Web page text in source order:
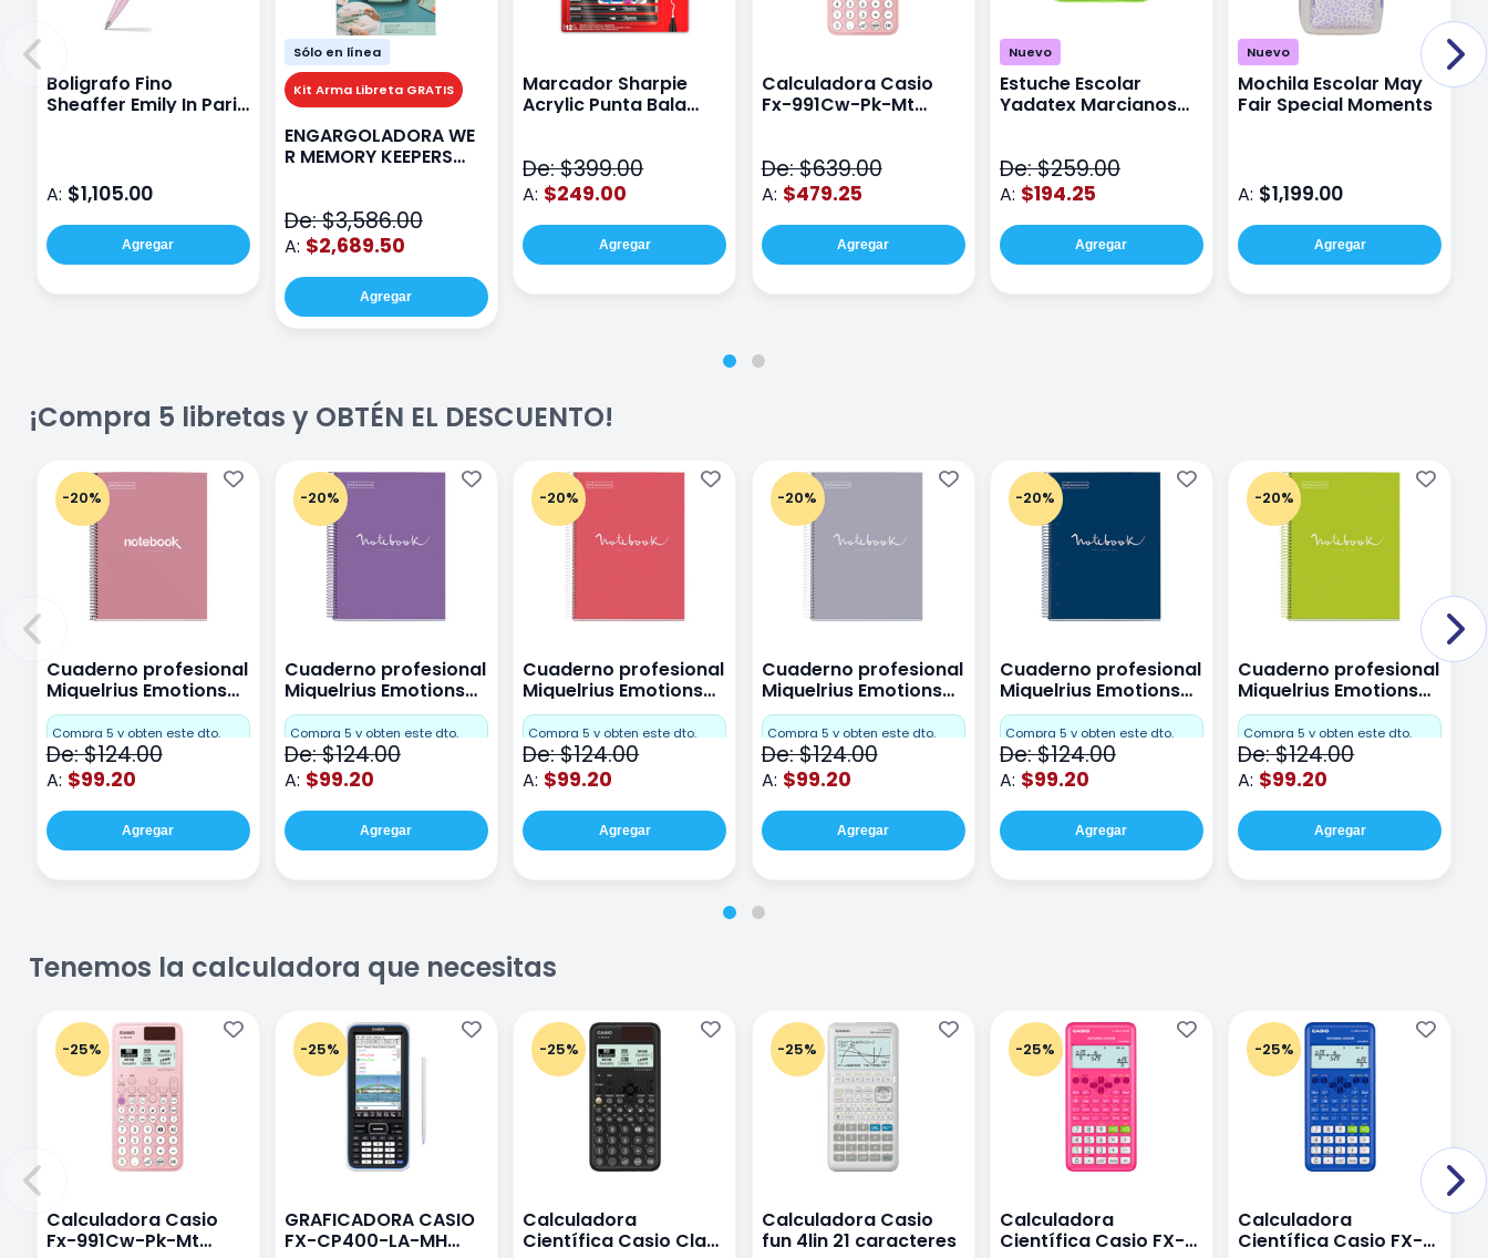
Boligrafo Fino
Sheaffer Emily In Paris
A: $1,105.00
Agregar
Sólo en línea
Kit Arma Libreta GRATIS
ENGARGOLADORA WE
R MEMORY KEEPERS
De: $3,586.00
A: $2,689.50
Agregar
Marcador Sharpie
Acrylic Punta Bala
De: $399.00
A: $249.00
Agregar
Calculadora Casio
Fx-991Cw-Pk-Mt
De: $639.00
A: $479.25
Agregar
Nuevo
Estuche Escolar
Yadatex Marcianos
De: $259.00
A: $194.25
Agregar
Nuevo
Mochila Escolar May
Fair Special Moments
A: $1,199.00
Agregar
¡Compra 5 libretas y OBTÉN EL DESCUENTO!
-20%
Cuaderno profesional
Miquelrius Emotions
Cuadro Chico 80
hojas Rosa
Compra 5 y obten este dto.
De: $124.00
A: $99.20
Agregar
-20%
Cuaderno profesional
Miquelrius Emotions
raya 80 hojas Purpura
Compra 5 y obten este dto.
De: $124.00
A: $99.20
Agregar
-20%
Cuaderno profesional
Miquelrius Emotions
raya 80 hojas Coral
Compra 5 y obten este dto.
De: $124.00
A: $99.20
Agregar
-20%
Cuaderno profesional
Miquelrius Emotions
raya 80 hojas Gris
Compra 5 y obten este dto.
De: $124.00
A: $99.20
Agregar
-20%
Cuaderno profesional
Miquelrius Emotions
Dots 80 hojas
Compra 5 y obten este dto.
De: $124.00
A: $99.20
Agregar
-20%
Cuaderno profesional
Miquelrius Emotions
Dots 80 hojas Lima
Compra 5 y obten este dto.
De: $124.00
A: $99.20
Agregar
Tenemos la calculadora que necesitas
-25%
Calculadora Casio
Fx-991Cw-Pk-Mt
-25%
GRAFICADORA CASIO
FX-CP400-LA-MH
-25%
Calculadora
Científica Casio Class
-25%
Calculadora Casio
fun 4lin 21 caracteres
-25%
Calculadora
Científica Casio FX-
-25%
Calculadora
Científica Casio FX-